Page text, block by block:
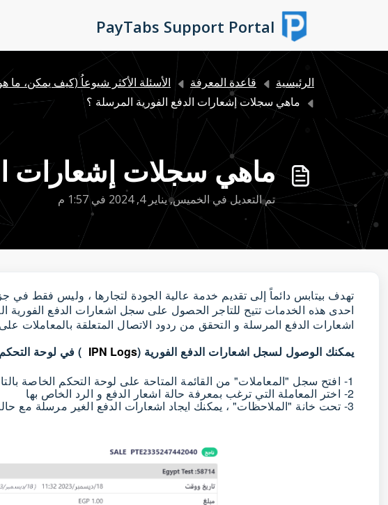
PayTabs Support Portal
الرئيسية قاعدة المعرفة الأسئلة الأكثر شيوعاُ (كيف يمكن، ما
ماهي سجلات إشعارات الدفع الفورية المرسلة ؟
ماهي سجلات إشعارات
تم التعديل في الخميس, يناير 4, 2024 في 1:57 م
تهدف بيتابس دائماً إلى تقديم خدمة عالية الجودة لتجارها ، وليس فقط في
احدى هذه الخدمات تتيح للتاجر الحصول على سجل اشعارات الدفع الفورية
اشعارات الدفع المرسلة و التحقق من ردود الاتصال المتعلقة بالمعاملات
يمكنك الوصول لسجل اشعارات الدفع الفورية (IPN Logs ) في لوحة
1- افتح سجل "المعاملات" من القائمة المتاحة على لوحة التحكم الخاصة بالتاجر
2- اختر المعاملة التي ترغب بمعرفة حالة اشعار الدفع و الرد الخاص بها
3- تحت خانة "الملاحظات" ، يمكنك ايجاد اشعارات الدفع الغير مرسلة مع حالة الرد الخاصة بها كما تجد في الصورة أدناه: